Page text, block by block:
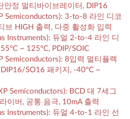
안정 멀티바이브레이터, DIP16
Semiconductors): 3-to-8 라인 디코
브 HIGH 출력, 다중 활성화 입력
Instruments): 듀얼 2-to-4 라인 디
~ 125°C, PDIP/SOIC
Semiconductors): 8입력 멀티플렉
SO16 패키지, -40°C ~
Semiconductors): BCD 대 7세그
이버, 공통 음극, 10mA 출력
Instruments): 듀얼 4-to-1 라인 선